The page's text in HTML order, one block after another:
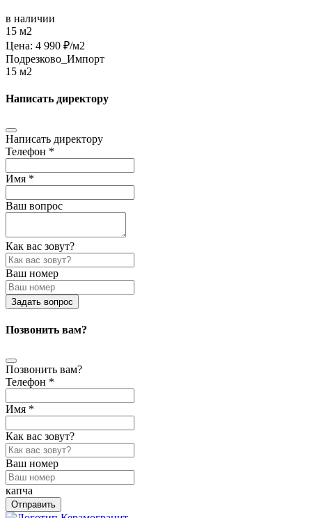
в наличии
15 м2
Цена: 4 990 ₽/м2
Подрезково_Импорт
15 м2
Написать директору
Написать директору
Телефон *
Имя *
Ваш вопрос
Как вас зовут?
Ваш номер
Задать вопрос
Позвонить вам?
Позвонить вам?
Телефон *
Имя *
Как вас зовут?
Ваш номер
капча
Отправить